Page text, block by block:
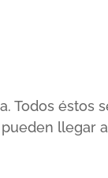
Todos
llegar